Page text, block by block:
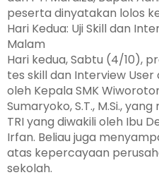
peserta dinyatakan lolos
Hari Kedua: Uji Skill dan
Malam
Hari kedua, Sabtu (4/10),
tes skill dan Interview User
oleh Kepala SMK
Sumaryoko, S.T., M.Si.,
TRI yang diwakili oleh Ibu
Irfan. Beliau juga
atas kepercayaan
sekolah.